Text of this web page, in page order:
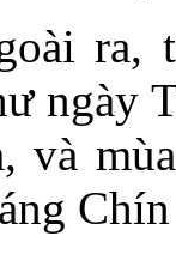
ra,
ngày
và